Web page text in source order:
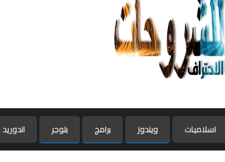
اسلاميات ويندوز برامج بلوجر اندوريد